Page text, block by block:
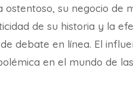
ostentoso, su negocio de
de su historia y la
debate en línea. El
en el mundo de